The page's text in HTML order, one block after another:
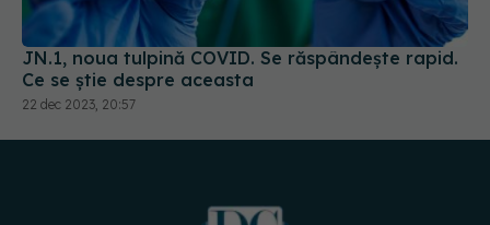
JN.1, noua tulpină COVID. Se răspândește rapid.
Ce se știe despre aceasta
22 dec 2023, 20:57